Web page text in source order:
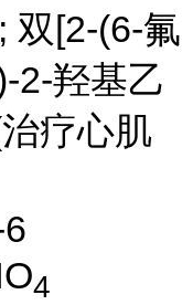
双[2-(6-氟
2-羟基乙
疗心肌
4